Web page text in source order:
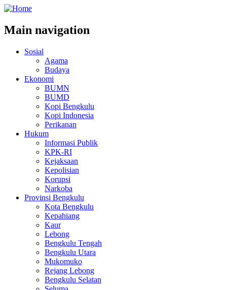
Main navigation
Sosial
Agama
Budaya
Ekonomi
BUMN
BUMD
Kopi Bengkulu
Kopi Indonesia
Perikanan
Hukum
Informasi Publik
KPK-RI
Kejaksaan
Kepolisian
Korupsi
Narkoba
Provinsi Bengkulu
Kota Bengkulu
Kepahiang
Kaur
Lebong
Bengkulu Tengah
Bengkulu Utara
Mukomuko
Rejang Lebong
Bengkulu Selatan